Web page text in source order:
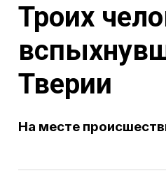
Троих
Тверии
На месте